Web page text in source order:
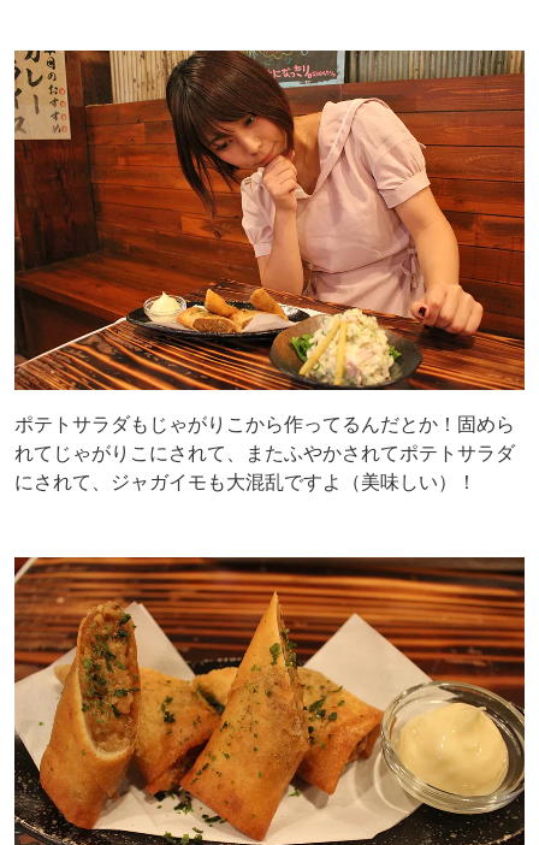
ポテトサラダもじゃがりこから作ってるんだとか！固めら
れてじゃがりこにされて、またふやかされてポテトサラダ
にされて、ジャガイモも大混乱ですよ（美味しい）！